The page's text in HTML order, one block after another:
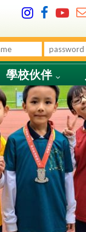
學校伙伴